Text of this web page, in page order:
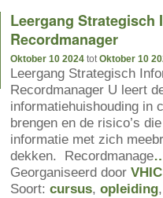
Leergang Strategisch
Recordmanager
Oktober 10 2024 totOktober 10
Leergang Strategisch
Recordmanager U leert
informatiehuishouding in
brengen en de risico’s
informatie met zich
dekken. Recordmanage
Georganiseerd door
Soort: cursus, opleiding